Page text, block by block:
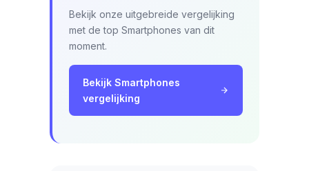
Bekijk onze uitgebreide vergelijking
met de top Smartphones van dit
moment.
Bekijk Smartphones
vergelijking